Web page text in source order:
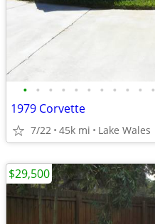
• • • • • • • • • • •
1979 Corvette
7/22 45k mi Lake Wales
$29,500